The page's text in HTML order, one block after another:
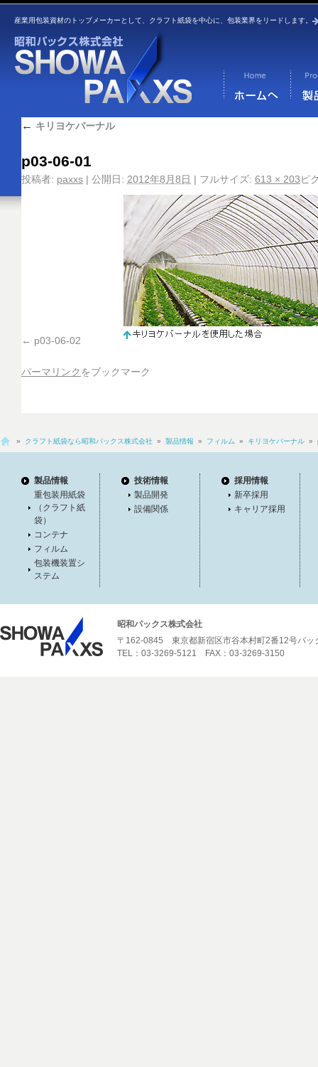
産業用包装資材のトップメーカーとして、クラフト紙袋を中心に、包装業界をリードします。
← キリヨケバーナル
p03-06-01
投稿者: paxxs | 公開日: 2012年8月8日 | フルサイズ: 613 × 203ピ
p03-06-02
パーマリンク をブックマーク
» クラフト紙袋なら昭和パックス株式会社 » 製品情報 » フィルム » キリヨケバーナル »
製品情報
重包装用紙袋
（クラフト紙
袋）
コンテナ
フィルム
包装機装置シ
ステム
技術情報
製品開発
設備関係
採用情報
新卒採用
キャリア採用
昭和パックス株式会社
〒162-0845 東京都新宿区市谷本村町2番12号パッ
TEL：03-3269-5121 FAX：03-3269-3150